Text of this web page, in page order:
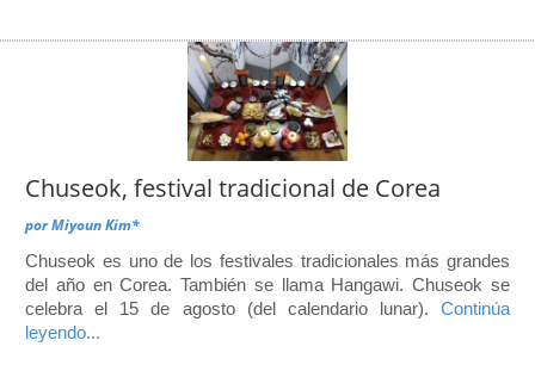
Chuseok, festival tradicional de Corea
porMiyoun Kim*
Chuseok es uno de los festivales tradicionales más grandes
del año en Corea. También se llama Hangawi. Chuseok se
celebra el 15 de agosto (del calendario lunar). Continúa
leyendo...